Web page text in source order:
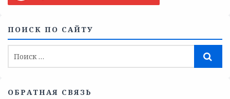
ПОИСК ПО САЙТУ
ОБРАТНАЯ СВЯЗЬ